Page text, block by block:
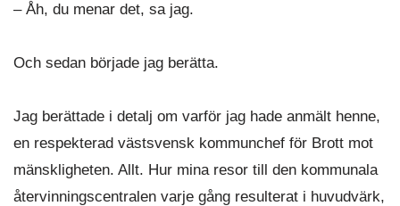
– Åh, du menar det, sa jag.
Och sedan började jag berätta.
Jag berättade i detalj om varför jag hade anmält henne,
en respekterad västsvensk kommunchef för Brott mot
mänskligheten. Allt. Hur mina resor till den kommunala
återvinningscentralen varje gång resulterat i huvudvärk,